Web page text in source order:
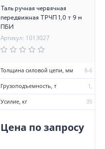
Таль ручная червячная
передвижная ТРЧП 1,0 т 9 м
ПБИ
Артикул: 1013027
Толщина силовой цепи, мм 8-6
Грузоподъемность, т 1,
Усилие, кг 35
Цена по запросу